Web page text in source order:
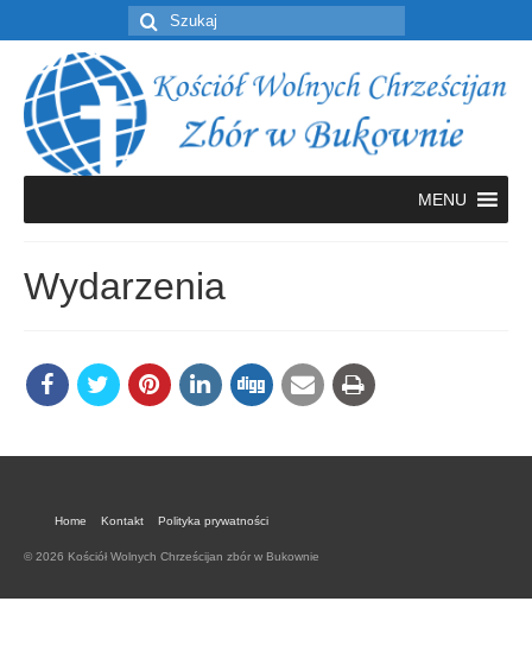
Szuklaj
w:
MENU
Wydarzenia
Home Kontakt Polityka prywatności
© 2026 Kościół Wolnych Chrześcijan zbór w Bukownie